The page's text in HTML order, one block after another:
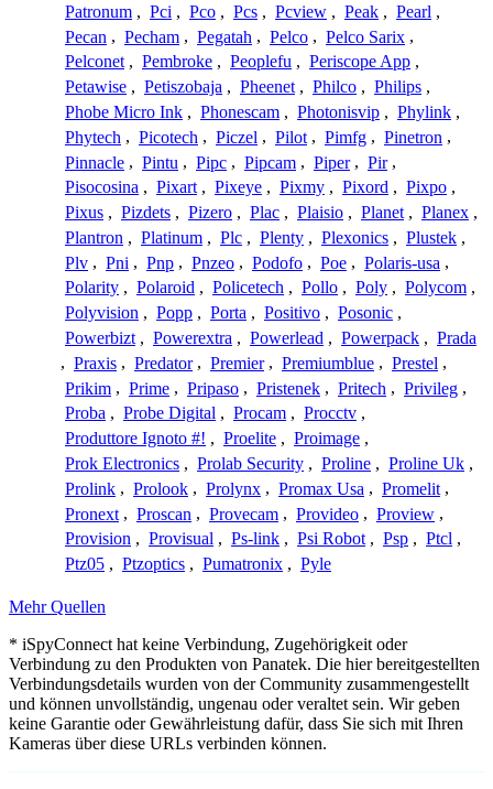
Patronum , Pci , Pco , Pcs , Pcview , Peak , Pearl ,
Pecan , Pecham , Pegatah , Pelco , Pelco Sarix ,
Pelconet , Pembroke , Peoplefu , Periscope App ,
Petawise , Petiszobaja , Pheenet , Philco , Philips ,
Phobe Micro Ink , Phonescam , Photonisvip , Phylink ,
Phytech , Picotech , Piczel , Pilot , Pimfg , Pinetron ,
Pinnacle , Pintu , Pipc , Pipcam , Piper , Pir ,
Pisocosina , Pixart , Pixeye , Pixmy , Pixord , Pixpo ,
Pixus , Pizdets , Pizero , Plac , Plaisio , Planet , Planex ,
Plantron , Platinum , Plc , Plenty , Plexonics , Plustek ,
Plv , Pni , Pnp , Pnzeo , Podofo , Poe , Polaris-usa ,
Polarity , Polaroid , Policetech , Pollo , Poly , Polycom ,
Polyvision , Popp , Porta , Positivo , Posonic ,
Powerbizt , Powerextra , Powerlead , Powerpack , Prada
, Praxis , Predator , Premier , Premiumblue , Prestel ,
Prikim , Prime , Pripaso , Pristenek , Pritech , Privileg ,
Proba , Probe Digital , Procam , Procctv ,
Produttore Ignoto #! , Proelite , Proimage ,
Prok Electronics , Prolab Security , Proline , Proline Uk ,
Prolink , Prolook , Prolynx , Promax Usa , Promelit ,
Pronext , Proscan , Provecam , Provideo , Proview ,
Provision , Provisual , Ps-link , Psi Robot , Psp , Ptcl ,
Ptz05 , Ptzoptics , Pumatronix , Pyle
Mehr Quellen
* iSpyConnect hat keine Verbindung, Zugehörigkeit oder
Verbindung zu den Produkten von Panatek. Die hier bereitgestellten
Verbindungsdetails wurden von der Community zusammengestellt
und können unvollständig, ungenau oder veraltet sein. Wir geben
keine Garantie oder Gewährleistung dafür, dass Sie sich mit Ihren
Kameras über diese URLs verbinden können.